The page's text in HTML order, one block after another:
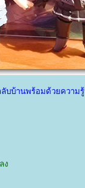
ลับบ้านพร้อมด้วยความ
ง